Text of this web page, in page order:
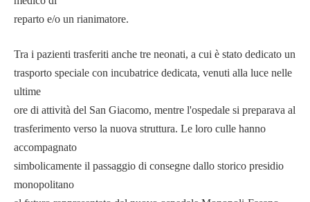
reparto e/o un rianimatore.
Tra i pazienti trasferiti anche tre neonati, a cui è stato dedicato un
trasporto speciale con incubatrice dedicata, venuti alla luce nelle
ultime
ore di attività del San Giacomo, mentre l'ospedale si preparava al
trasferimento verso la nuova struttura. Le loro culle hanno
accompagnato
simbolicamente il passaggio di consegne dallo storico presidio
monopolitano